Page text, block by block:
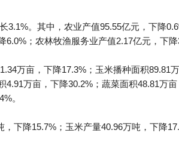
。其中，农业产值95.55亿元，下降
；农林牧渔服务业产值2.17亿元，下降
万亩，下降17.3%；玉米播种面积89.81
万亩，下降30.2%；蔬菜面积48.81万
。
下降15.7%；玉米产量40.96万吨，下降